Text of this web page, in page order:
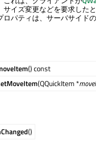
サイズ変更などを要求した
ロパティは、サーバサイド
() const
(QQuickItem *
()